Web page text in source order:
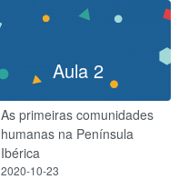
Aula 2
As primeiras comunidades
humanas na Península
Ibérica
2020-10-23